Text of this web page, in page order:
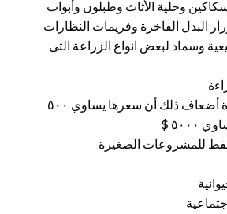
وحلية الأثاث وطبلون وأبواب
البدل الفاخرة وفريمات النظارات
وسماد لبعض انواع الزراعة التى
افضل منه حية بعشرة أضعاف ذلك أن سعرها يساوي ٥٠٠
$
للمشروعات الصغيرة